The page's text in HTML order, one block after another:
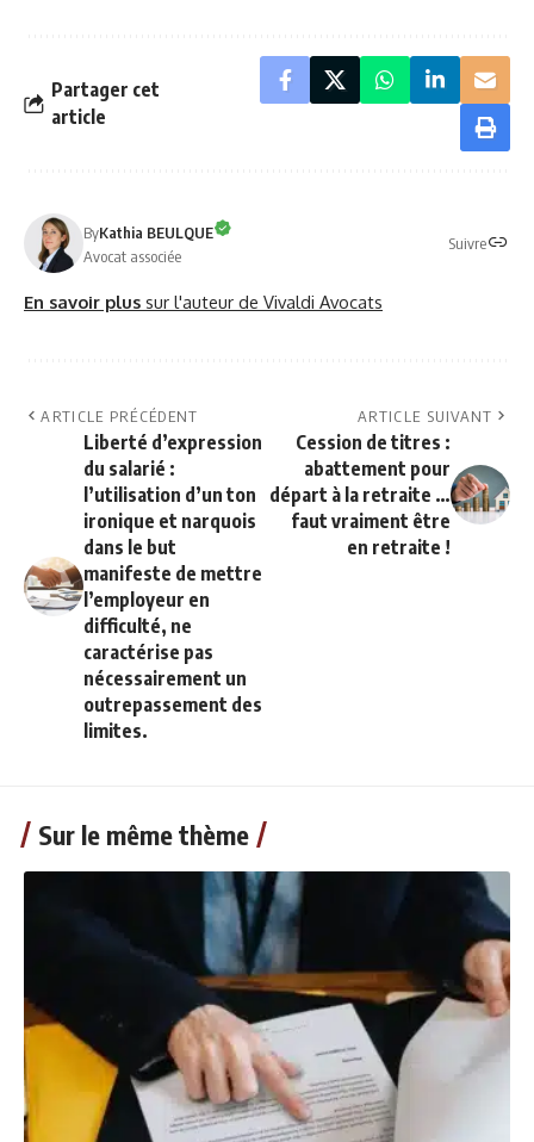
Partager cet
article
ByKathia BEULQUE
Avocat associée
Suivre
En savoir plus sur l'auteur de Vivaldi Avocats
ARTICLE PRÉCÉDENT
Liberté d’expression
du salarié :
l’utilisation d’un ton
ironique et narquois
dans le but
manifeste de mettre
l’employeur en
difficulté, ne
caractérise pas
nécessairement un
outrepassement des
limites.
ARTICLE SUIVANT
Cession de titres :
abattement pour
départ à la retraite …
faut vraiment être
en retraite !
Sur le même thème